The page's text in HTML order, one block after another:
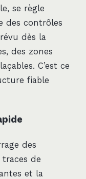
se règle
des contrôles
dès la
des zones
C’est ce
fiable
des
traces de
et la